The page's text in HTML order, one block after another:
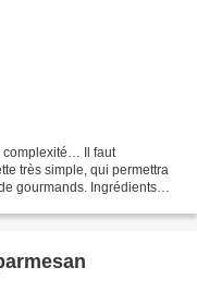
complexité… Il faut
très simple, qui permettra
gourmands. Ingrédients